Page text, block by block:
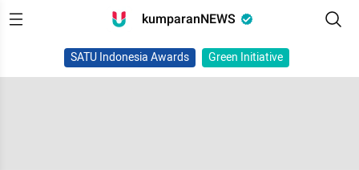
kumparanNEWS
SATU Indonesia Awards Green Initiative